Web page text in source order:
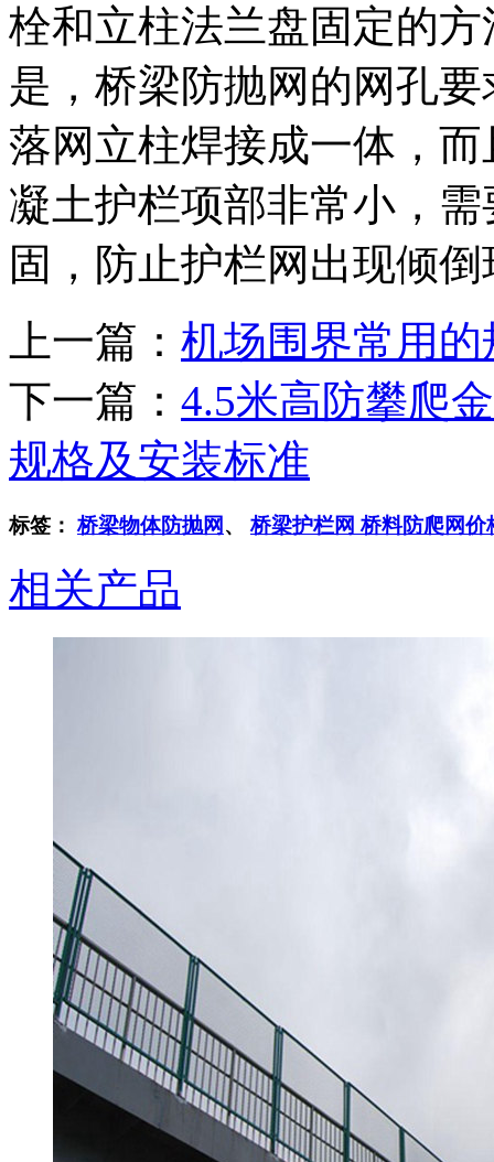
栓和立柱法兰盘固定的
是，桥梁防抛网的网孔
落网立柱焊接成一体，
凝土护栏项部非常小，
固，防止护栏网出现倾
上一篇： 机场围界常用的
下一篇： 4.5米高防攀爬
规格及安装标准
标签：桥梁物体防抛网 、桥梁护栏网 桥料防爬网价
相关产品